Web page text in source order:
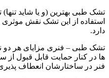
تشک طبی بهترین (و یا شاید
استفاده از این تشک نقش
دارد.
تشک طبی – فنری مزایای هر دو
ها در کنار حمایت قابل قبول از
فنر در ساختارشان انعطاف